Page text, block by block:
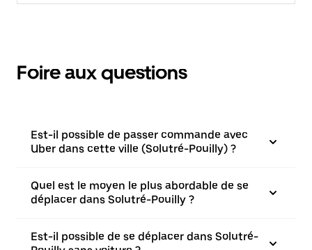
Foire aux questions
Est-il possible de passer commande avec
Uber dans cette ville (Solutré-Pouilly) ?
Quel est le moyen le plus abordable de se
déplacer dans Solutré-Pouilly ?
Est-il possible de se déplacer dans Solutré-